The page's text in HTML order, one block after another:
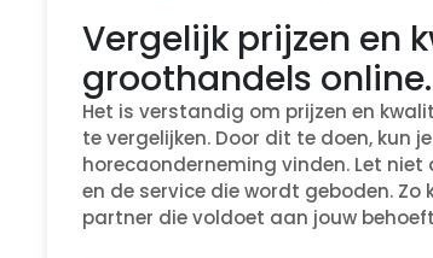
Vergelijk prijzen en
groothandels online.
Het is verstandig om prijzen en
te vergelijken. Door dit te doen, kun
horecaonderneming vinden. Let
en de service die wordt geboden.
partner die voldoet aan jouw